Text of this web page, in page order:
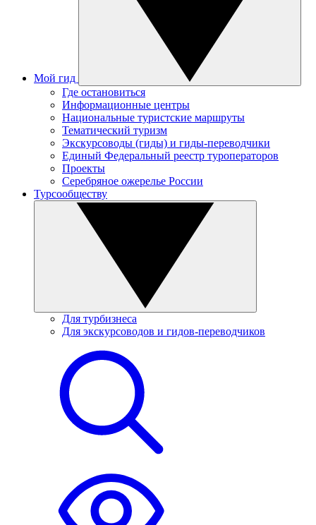
Мой гид
Где остановиться
Информационные центры
Национальные туристские маршруты
Тематический туризм
Экскурсоводы (гиды) и гиды-переводчики
Единый Федеральный реестр туроператоров
Проекты
Серебряное ожерелье России
Турсообществу
Для турбизнеса
Для экскурсоводов и гидов-переводчиков